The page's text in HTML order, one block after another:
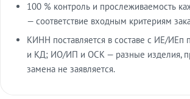
100 % контроль и прослеживаемость
— соответствие входным критериям
КИНН поставляется в составе с ИЕ/ИЕп
и КД; ИО/ИП и ОСК — разные изделия,
замена не заявляется.